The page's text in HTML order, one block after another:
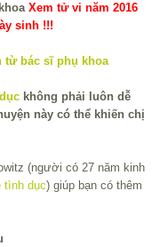
Xem tử vi năm 2016
sinh !!!
không phải luôn dễ
này có thể khiến chị
(người có 27 năm kinh
tình dục) giúp bạn có thêm